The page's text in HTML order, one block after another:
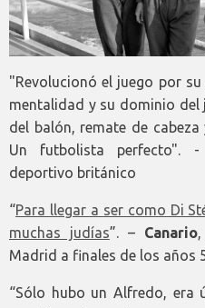
"Revolucionó el juego por
mentalidad y su dominio
del balón, remate de
Un futbolista perfecto". -
deportivo británico
“Para llegar a ser como Di
muchas judías”. – Canario,
Madrid a finales de los años
“Sólo hubo un Alfredo, era